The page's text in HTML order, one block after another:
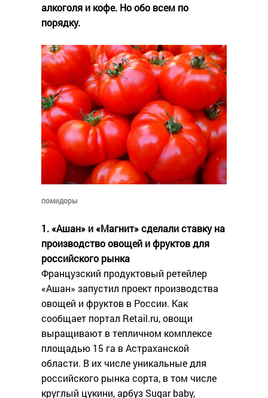
алкоголя и кофе. Но обо всем по
порядку.
помидоры
1. «Ашан» и «Магнит» сделали ставку на
производство овощей и фруктов для
российского рынка
Французский продуктовый ретейлер
«Ашан» запустил проект производства
овощей и фруктов в России. Как
сообщает портал Retail.ru, овощи
выращивают в тепличном комплексе
площадью 15 га в Астраханской
области. В их числе уникальные для
российского рынка сорта, в том числе
круглый цукини, арбуз Sugar baby,